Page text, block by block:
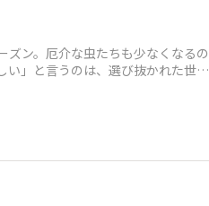
ン。厄介な虫たちも少なくなるの
」と言うのは、選び抜かれた世界